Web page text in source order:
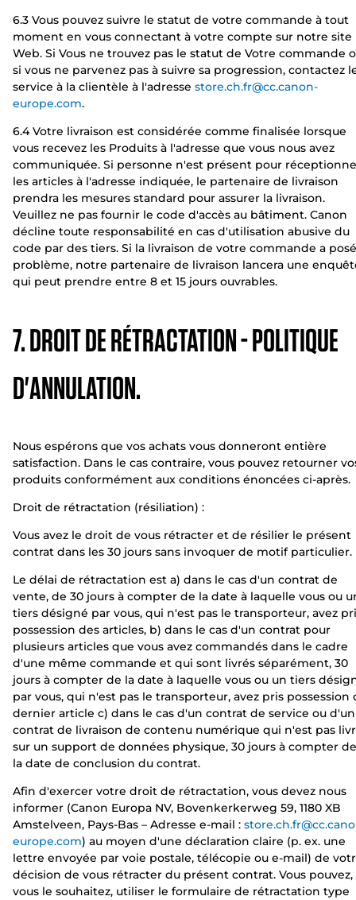
6.3 Vous pouvez suivre le statut de votre commande à tout
moment en vous connectant à votre compte sur notre site
Web. Si Vous ne trouvez pas le statut de Votre commande
si vous ne parvenez pas à suivre sa progression, contactez
service à la clientèle à l'adresse store.ch.fr@cc.canon-
europe.com.
6.4 Votre livraison est considérée comme finalisée lorsque
vous recevez les Produits à l'adresse que vous nous avez
communiquée. Si personne n'est présent pour
les articles à l'adresse indiquée, le partenaire de livraison
prendra les mesures standard pour assurer la livraison.
Veuillez ne pas fournir le code d'accès au bâtiment. Canon
décline toute responsabilité en cas d'utilisation abusive du
code par des tiers. Si la livraison de votre commande a posé
problème, notre partenaire de livraison lancera une
qui peut prendre entre 8 et 15 jours ouvrables.
7. DROIT DE RÉTRACTATION - POLITIQUE
D'ANNULATION.
Nous espérons que vos achats vous donneront entière
satisfaction. Dans le cas contraire, vous pouvez retourner
produits conformément aux conditions énoncées ci-après.
Droit de rétractation (résiliation) :
Vous avez le droit de vous rétracter et de résilier le présent
contrat dans les 30 jours sans invoquer de motif particulier.
Le délai de rétractation est a) dans le cas d'un contrat de
vente, de 30 jours à compter de la date à laquelle vous ou
tiers désigné par vous, qui n'est pas le transporteur, avez
possession des articles, b) dans le cas d'un contrat pour
plusieurs articles que vous avez commandés dans le cadre
d'une même commande et qui sont livrés séparément, 30
jours à compter de la date à laquelle vous ou un tiers
par vous, qui n'est pas le transporteur, avez pris possession
dernier article c) dans le cas d'un contrat de service ou d'un
contrat de livraison de contenu numérique qui n'est pas
sur un support de données physique, 30 jours à compter de
la date de conclusion du contrat.
Afin d'exercer votre droit de rétractation, vous devez nous
informer (Canon Europa NV, Bovenkerkerweg 59, 1180 XB
Amstelveen, Pays-Bas – Adresse e-mail :
europe.com) au moyen d'une déclaration claire (p. ex. une
lettre envoyée par voie postale, télécopie ou e-mail) de
décision de vous rétracter du présent contrat. Vous pouvez,
vous le souhaitez, utiliser le formulaire de rétractation type